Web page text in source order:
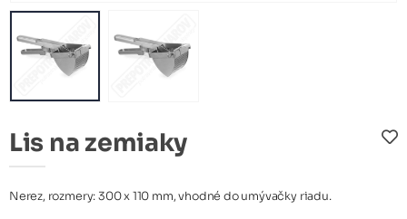
Lis na zemiaky
Nerez, rozmery: 300 x 110 mm, vhodné do umývačky riadu.